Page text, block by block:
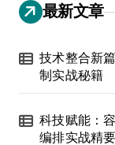
最新文章
技术整合新
制实战秘籍
科技赋能：
编排实战精要